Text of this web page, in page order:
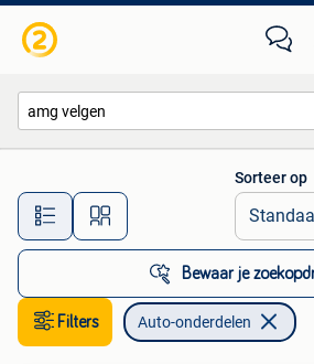
Alle afstanden…
Sorteer op
Bewaar je
Filters Auto-onderdelen